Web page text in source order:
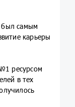
был самым
карьеры
ресурсом
в тех